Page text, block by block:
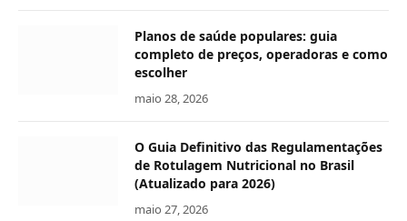
Planos de saúde populares: guia
completo de preços, operadoras e como
escolher
maio 28, 2026
O Guia Definitivo das Regulamentações
de Rotulagem Nutricional no Brasil
(Atualizado para 2026)
maio 27, 2026